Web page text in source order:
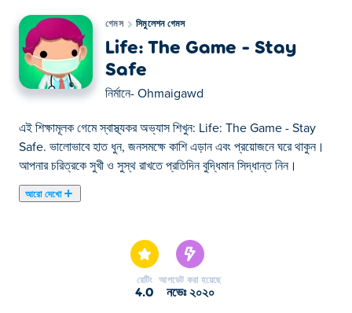
গেমস সিমুলেশন গেমস
Life: The Game - Stay
Safe
নির্মানে- Ohmaigawd
এই শিক্ষামূলক গেমে স্বাস্থ্যকর অভ্যাস শিখুন: Life: The Game - Stay
Safe. ভালোভাবে হাত ধুন, জনসমক্ষে কাশি এড়ান এবং প্রয়োজনে ঘরে থাকুন।
আপনার চরিত্রকে সুখী ও সুস্থ রাখতে প্রতিদিন বুদ্ধিমান সিদ্ধান্ত নিন।
আরো দেখো
রেটিং
4.0
আপডেট করা হয়েছে
নভেঃ ২০২০